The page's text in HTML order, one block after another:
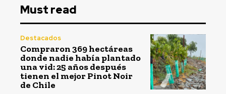
Must read
Destacados
Compraron 369 hectáreas
donde nadie había plantado
una vid: 25 años después
tienen el mejor Pinot Noir
de Chile